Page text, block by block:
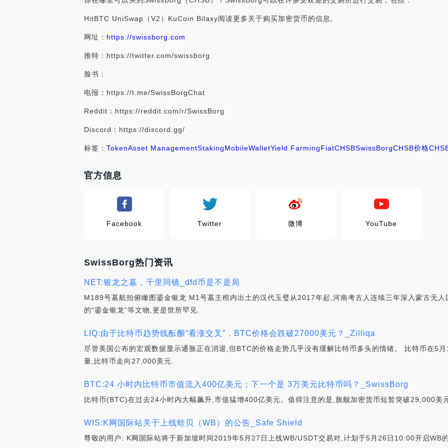
HitBTC UniSwap（V2）KuCoin Bilaxy阅读更多关于购买加密货币的信息。
网址： https://swissborg.com
推特：https://twitter.com/swissborg
脸书：
电报：https://t.me/SwissBorgChat
Reddit：https://reddit.com/r/SwissBorg
Discord：https://discord.gg/
标签： TokenAsset ManagementStakingMobileWalletYield FarmingFiatCHSBSwissBorgCHSB价格
官方信息
Facebook Twitter 微博 YouTube
SwissBorg热门资讯
NET:银龙之墓，千里同镜_dfd币是不是局
M189号墓航拍俯瞰图鎏金银龙 M1号墓主棺内出土的汉代玉璧从2017年起,河南考古人连续三年深入蒙古无
的“鎏金银龙”等文物,更是世所罕见.
LIQ:由于比特币趋势线酝酿“看涨交叉”，BTC价格会跌破27000美元？_Zilliqa
尽管美国公布的宏观数据显示通胀正在消退,但BTC的价格走势几乎没有缓解比特币多头的情绪。 比特币在5
量,比特币走向27,000美元.
BTC:24 小时内比特币市值流入400亿美元；下一个是 3万美元比特币吗？_SwissBorg
比特币(BTC)在过去24小时内大幅飙升,市值猛增400亿美元。值得注意的是,旗舰加密货币短暂突破29,000美
WIS:K网国际站关于上线蛙贝（WB）的公告_Safe Shield
尊敬的用户: K网国际站将于新加坡时间2019年5月27日上线WB/USDT交易对,计划于5月26日10:00开启WB